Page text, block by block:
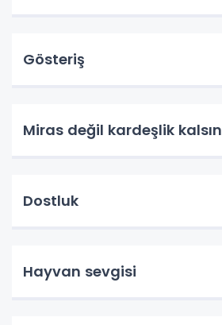
Gösteriş
Miras değil kardeşlik kalsın
Dostluk
Hayvan sevgisi